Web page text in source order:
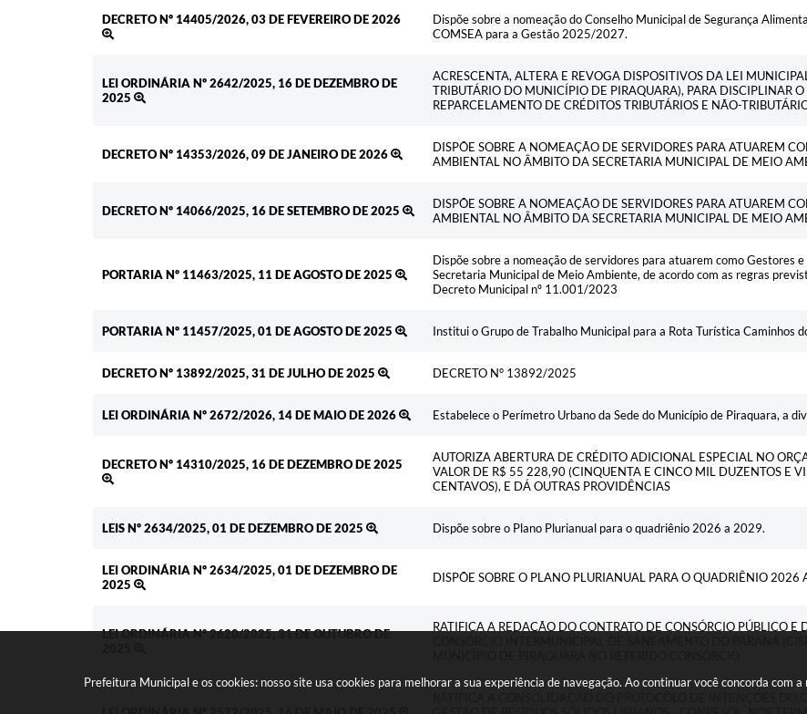
Prefeitura Municipal e os cookies: nosso site usa cookies para melhorar a sua experiência de navegação. Ao continuar você concorda com a
DECRETO Nº 14405/2026, 03 DE FEVEREIRO DE 2026
Dispõe sobre a nomeação do Conselho Municipal de Segurança
COMSEA para a Gestão 2025/2027.
LEI ORDINÁRIA Nº 2642/2025, 16 DE DEZEMBRO DE
2025
ACRESCENTA, ALTERA E REVOGA DISPOSITIVOS DA LEI
TRIBUTÁRIO DO MUNICÍPIO DE PIRAQUARA), PARA DISCIPLINAR
REPARCELAMENTO DE CRÉDITOS TRIBUTÁRIOS E NÃO-
DECRETO Nº 14353/2026, 09 DE JANEIRO DE 2026
DISPÕE SOBRE A NOMEAÇÃO DE SERVIDORES PARA ATUAREM
AMBIENTAL NO ÂMBITO DA SECRETARIA MUNICIPAL DE MEIO
DECRETO Nº 14066/2025, 16 DE SETEMBRO DE 2025
DISPÕE SOBRE A NOMEAÇÃO DE SERVIDORES PARA ATUAREM
AMBIENTAL NO ÂMBITO DA SECRETARIA MUNICIPAL DE MEIO
PORTARIA Nº 11463/2025, 11 DE AGOSTO DE 2025
Dispõe sobre a nomeação de servidores para atuarem como Gestores
Secretaria Municipal de Meio Ambiente, de acordo com as regras
Decreto Municipal nº 11.001/2023
PORTARIA Nº 11457/2025, 01 DE AGOSTO DE 2025 Institui o Grupo de Trabalho Municipal para a Rota Turística Caminhos
DECRETO Nº 13892/2025, 31 DE JULHO DE 2025 DECRETO N° 13892/2025
LEI ORDINÁRIA Nº 2672/2026, 14 DE MAIO DE 2026 Estabelece o Perímetro Urbano da Sede do Município de Piraquara, a
DECRETO Nº 14310/2025, 16 DE DEZEMBRO DE 2025
AUTORIZA ABERTURA DE CRÉDITO ADICIONAL ESPECIAL NO
VALOR DE R$ 55 228,90 (CINQUENTA E CINCO MIL DUZENTOS E
CENTAVOS), E DÁ OUTRAS PROVIDÊNCIAS
LEIS Nº 2634/2025, 01 DE DEZEMBRO DE 2025 Dispõe sobre o Plano Plurianual para o quadriênio 2026 a 2029.
LEI ORDINÁRIA Nº 2634/2025, 01 DE DEZEMBRO DE
2025
DISPÕE SOBRE O PLANO PLURIANUAL PARA O QUADRIÊNIO 2026
LEI ORDINÁRIA Nº 2620/2025, 31 DE OUTUBRO DE
RATIFICA A REDAÇÃO DO CONTRATO DE CONSÓRCIO PÚBLICO E